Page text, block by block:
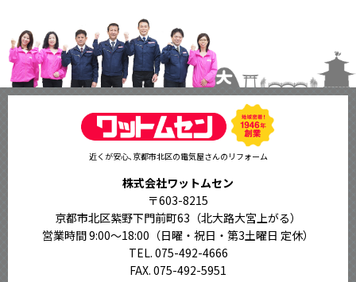
近くが安心､京都市北区の電気屋さんのリフォーム
株式会社ワットムセン
〒603-8215
京都市北区紫野下門前町63（北大路大宮上がる）
営業時間 9:00〜18:00 （日曜・祝日・第3土曜日 定休）
TEL. 075-492-4666
FAX. 075-492-5951